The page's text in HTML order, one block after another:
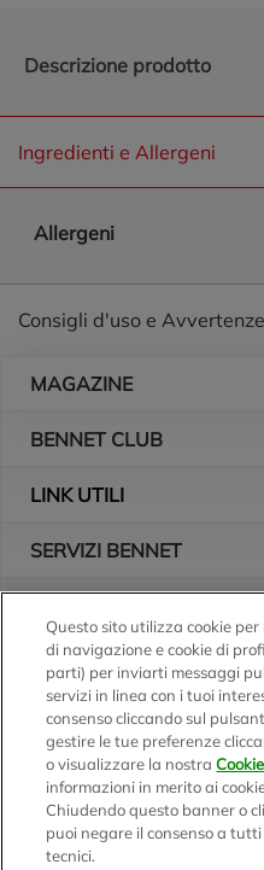
Descrizione prodotto
Ingredienti e Allergeni
Allergeni
Consigli d'uso e Avvertenze
MAGAZINE
BENNET CLUB
LINK UTILI
SERVIZI BENNET
Logo Bennet
Seguici sui nostri canali
Scarica l'app
Questo sito utilizza cookie
di navigazione e cookie di
parti) per inviarti messaggi
servizi in linea con i tuoi
consenso cliccando sul
gestire le tue preferenze
o visualizzare la nostra
informazioni in merito ai
Chiudendo questo banner o
puoi negare il consenso a
tecnici.